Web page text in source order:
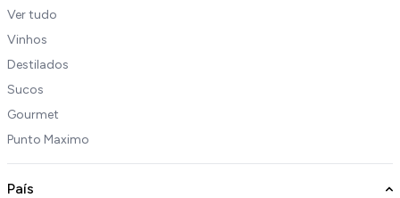
Ver tudo
Vinhos
Destilados
Sucos
Gourmet
Punto Maximo
País